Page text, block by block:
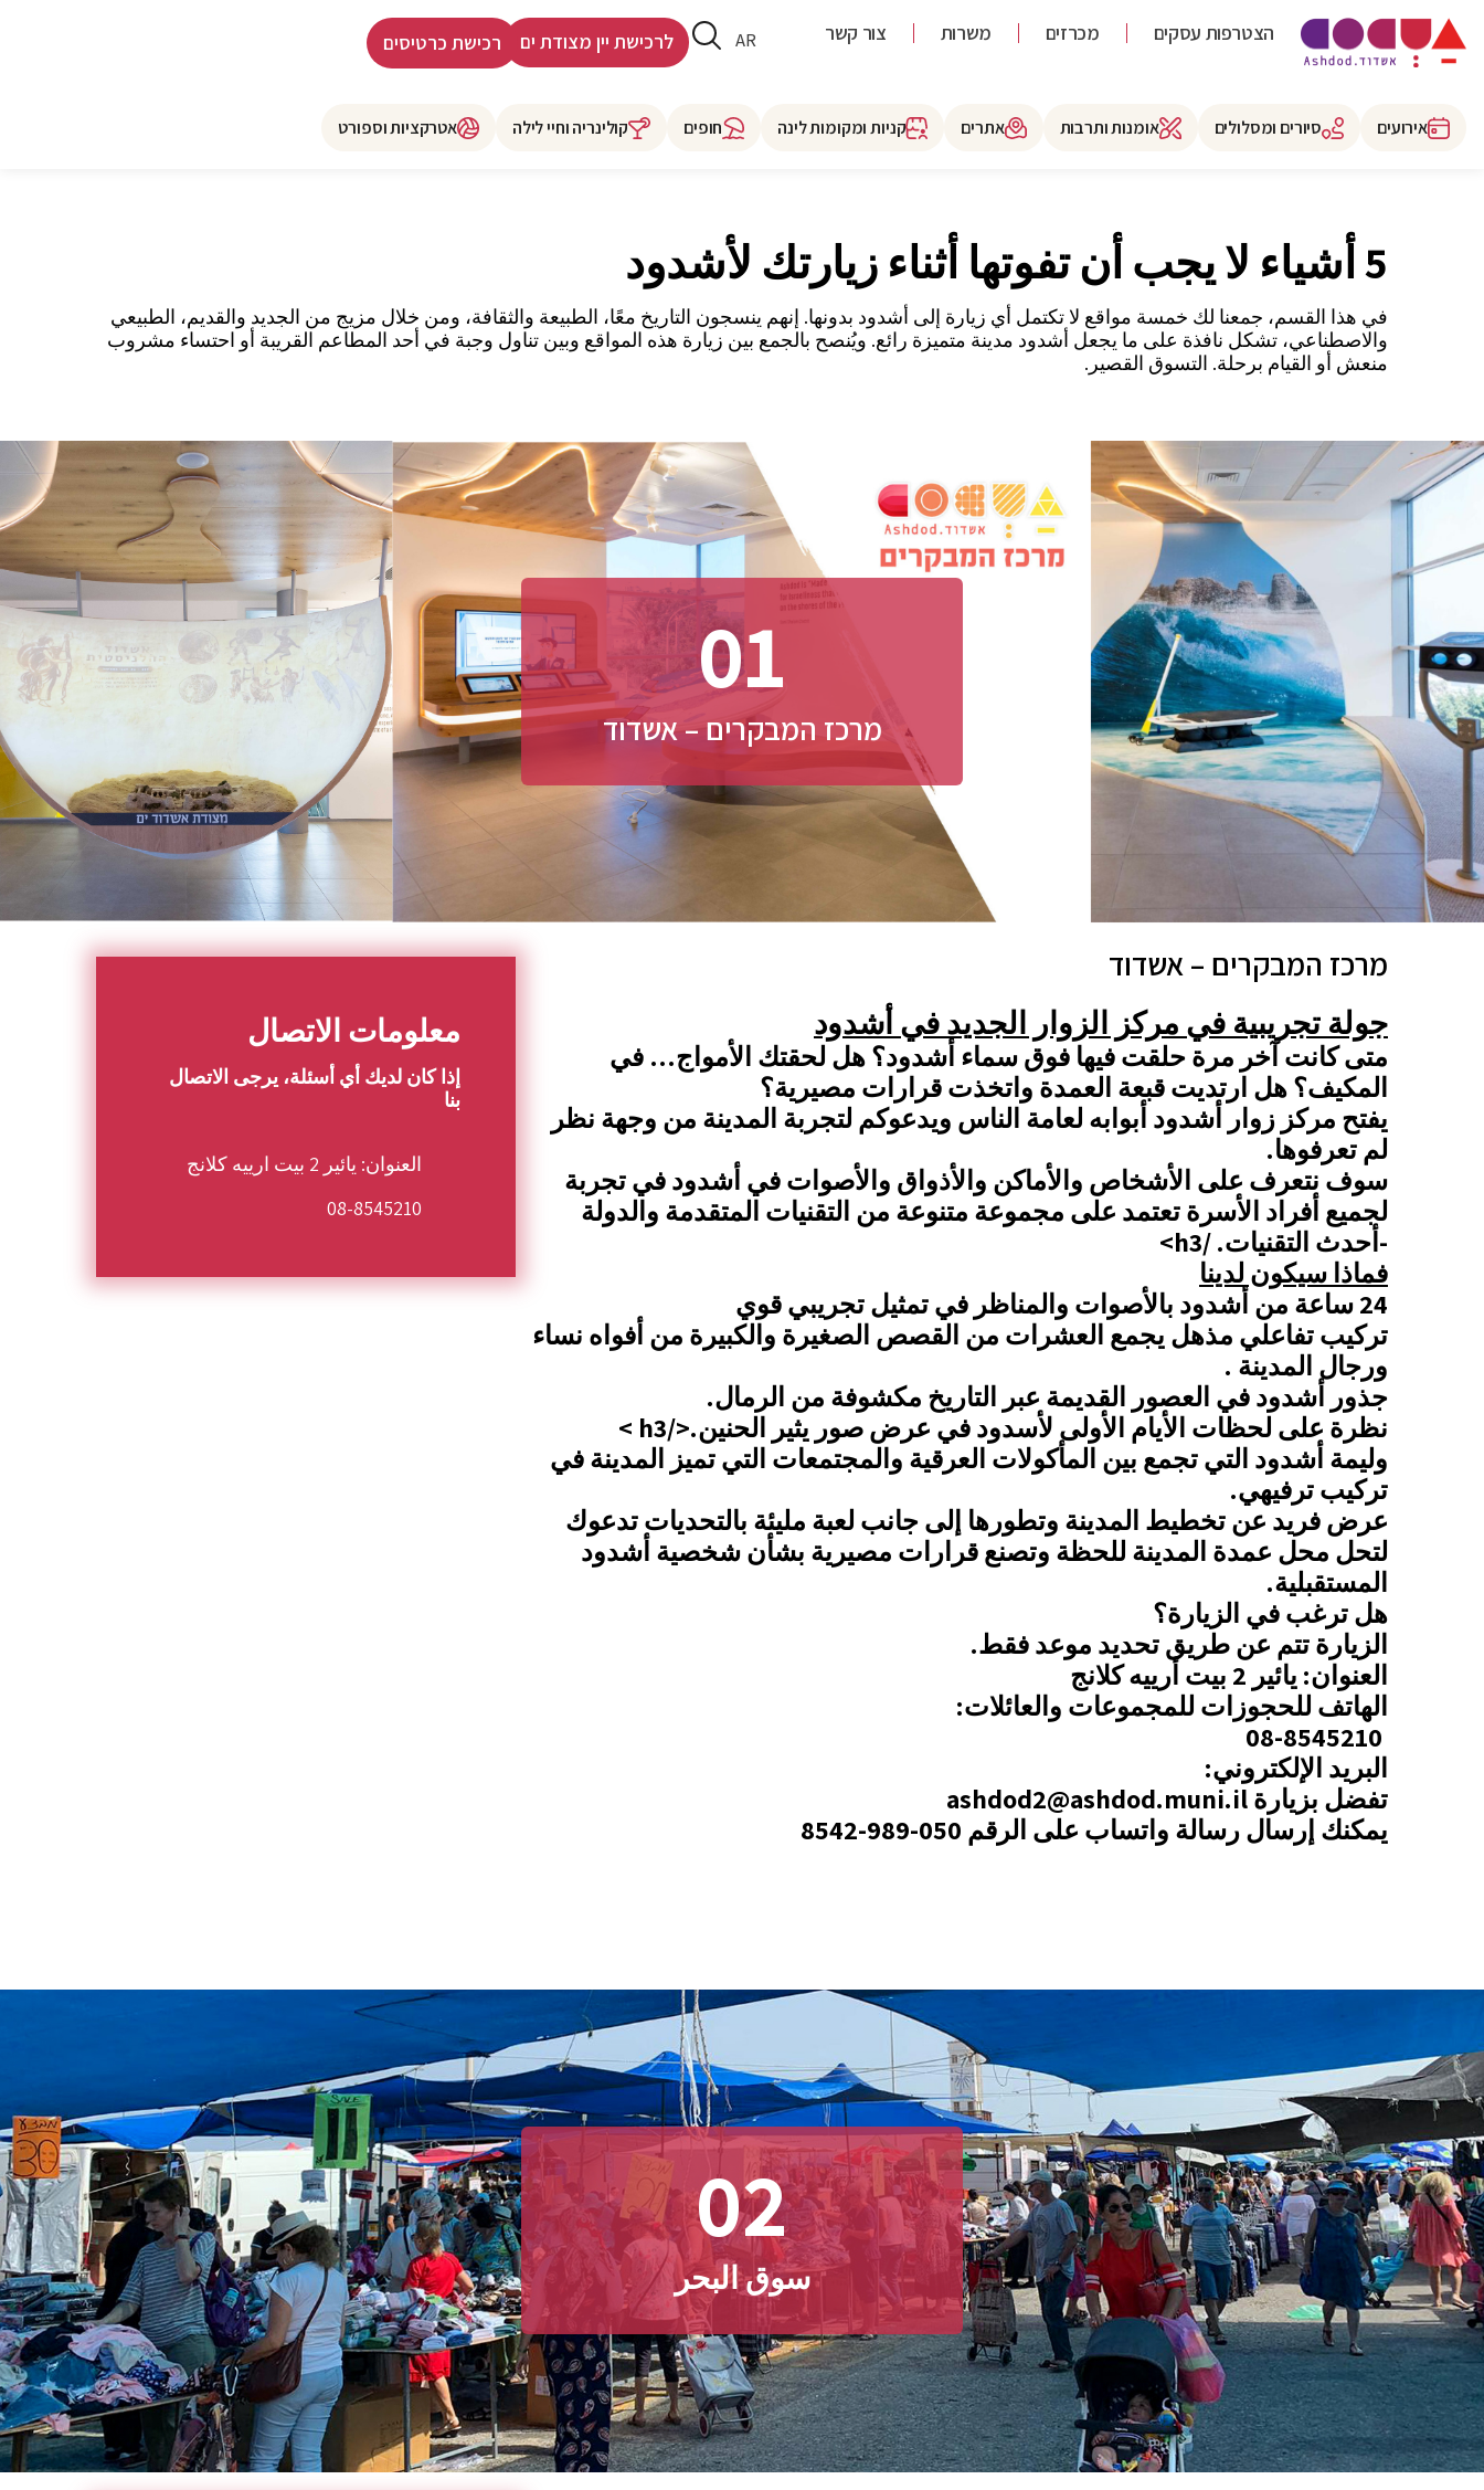
הצטרפות עסקים מכרזים משרות צור קשר AR
HE
לרכישת יין מצודת ים רכישת כרטיסים
אירועים סיורים ומסלולים אומנות ותרבות אתרים קניות ומקומות לינה חופים קולינריה וחיי לילה אטרקציות וספורט
5 أشياء لا يجب أن تفوتها أثناء زيارتك لأشدود
في هذا القسم، جمعنا لك خمسة مواقع لا تكتمل أي زيارة إلى أشدود بدونها. إنهم ينسجون التاريخ معًا، الطبيعة والثقافة، ومن خلال مزيج من الجديد والقديم، الطبيعي
والاصطناعي، تشكل نافذة على ما يجعل أشدود مدينة متميزة رائع. ويُنصح بالجمع بين زيارة هذه المواقع وبين تناول وجبة في أحد المطاعم القريبة أو احتساء مشروب
منعش أو القيام برحلة. التسوق القصير.
01
מרכז המבקרים – אשדוד
מרכז המבקרים – אשדוד
جولة تجريبية في مركز الزوار الجديد في أشدود
متى كانت آخر مرة حلقت فيها فوق سماء أشدود؟ هل لحقتك الأمواج… في
المكيف؟ هل ارتديت قبعة العمدة واتخذت قرارات مصيرية؟
يفتح مركز زوار أشدود أبوابه لعامة الناس ويدعوكم لتجربة المدينة من وجهة نظر
لم تعرفوها.
سوف نتعرف على الأشخاص والأماكن والأذواق والأصوات في أشدود في تجربة
لجميع أفراد الأسرة تعتمد على مجموعة متنوعة من التقنيات المتقدمة والدولة
-أحدث التقنيات./h3>
فماذا سيكون لدينا
24 ساعة من أشدود بالأصوات والمناظر في تمثيل تجريبي قوي
تركيب تفاعلي مذهل يجمع العشرات من القصص الصغيرة والكبيرة من أفواه نساء
ورجال المدينة .
جذور أشدود في العصور القديمة عبر التاريخ مكشوفة من الرمال.
نظرة على لحظات الأيام الأولى لأسدود في عرض صور يثير الحنين.
</h3 >
وليمة أشدود التي تجمع بين المأكولات العرقية والمجتمعات التي تميز المدينة في
تركيب ترفيهي.
عرض فريد عن تخطيط المدينة وتطورها إلى جانب لعبة مليئة بالتحديات تدعوك
لتحل محل عمدة المدينة للحظة وتصنع قرارات مصيرية بشأن شخصية أشدود
المستقبلية.
هل ترغب في الزيارة؟
الزيارة تتم عن طريق تحديد موعد فقط.
العنوان: يائير 2 بيت أرييه كلانج
الهاتف للحجوزات للمجموعات والعائلات:
البريد الإلكتروني:
تفضل بزيارة ashdod2@ashdod.muni.il
يمكنك إرسال رسالة واتساب على الرقم 050-989-8542
معلومات الاتصال
إذا كان لديك أي أسئلة، يرجى الاتصال
بنا
العنوان: يائير 2 بيت ارييه كلانج
08-8545210
02
سوق البحر